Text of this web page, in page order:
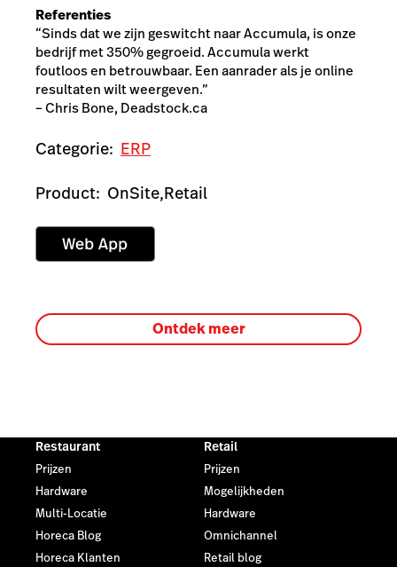
Referenties
“Sinds dat we zijn geswitcht naar Accumula, is onze
bedrijf met 350% gegroeid. Accumula werkt
foutloos en betrouwbaar. Een aanrader als je online
resultaten wilt weergeven.”
– Chris Bone, Deadstock.ca
Categorie: ERP
Product: OnSite,Retail
Ontdek meer
Restaurant
Prijzen
Hardware
Multi-Locatie
Horeca Blog
Horeca Klanten
Retail
Prijzen
Mogelijkheden
Hardware
Omnichannel
Retail blog